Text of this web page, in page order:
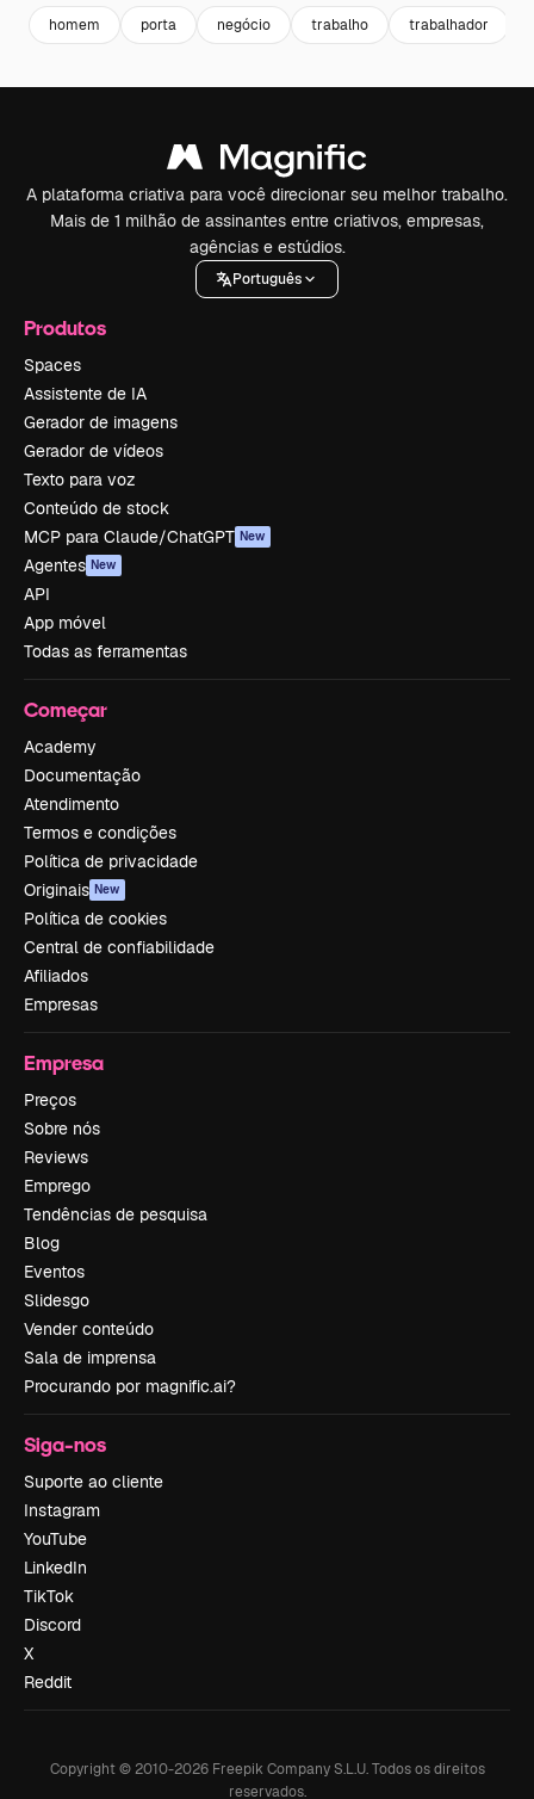
homem porta negócio trabalho trabalhador
A plataforma criativa para você direcionar seu melhor trabalho.
Mais de 1 milhão de assinantes entre criativos, empresas,
agências e estúdios.
Português
Produtos
Spaces
Assistente de IA
Gerador de imagens
Gerador de vídeos
Texto para voz
Conteúdo de stock
MCP para Claude/ChatGPT New
Agentes New
API
App móvel
Todas as ferramentas
Começar
Academy
Documentação
Atendimento
Termos e condições
Política de privacidade
Originais New
Política de cookies
Central de confiabilidade
Afiliados
Empresas
Empresa
Preços
Sobre nós
Reviews
Emprego
Tendências de pesquisa
Blog
Eventos
Slidesgo
Vender conteúdo
Sala de imprensa
Procurando por magnific.ai?
Siga-nos
Suporte ao cliente
Instagram
YouTube
LinkedIn
TikTok
Discord
X
Reddit
Copyright © 2010-2026Freepik Company S.L.U. Todos os direitos
reservados.